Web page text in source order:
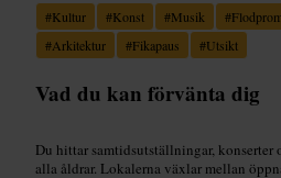
#Kultur #Konst #Musik #
#Arkitektur #Fikapaus #Utsikt
Vad du kan förvänta dig
Du hittar samtidsutställningar, konserter
alla åldrar. Lokalerna växlar mellan